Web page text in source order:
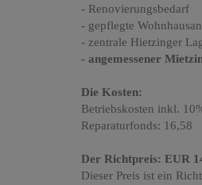
- Renovierungsbedarf
- gepflegte
- zentrale Hietzinger
- angemessener
Die Kosten:
Betriebskosten inkl.
Reparaturfonds: 16,58
Der Richtpreis: EUR
Dieser Preis ist ein